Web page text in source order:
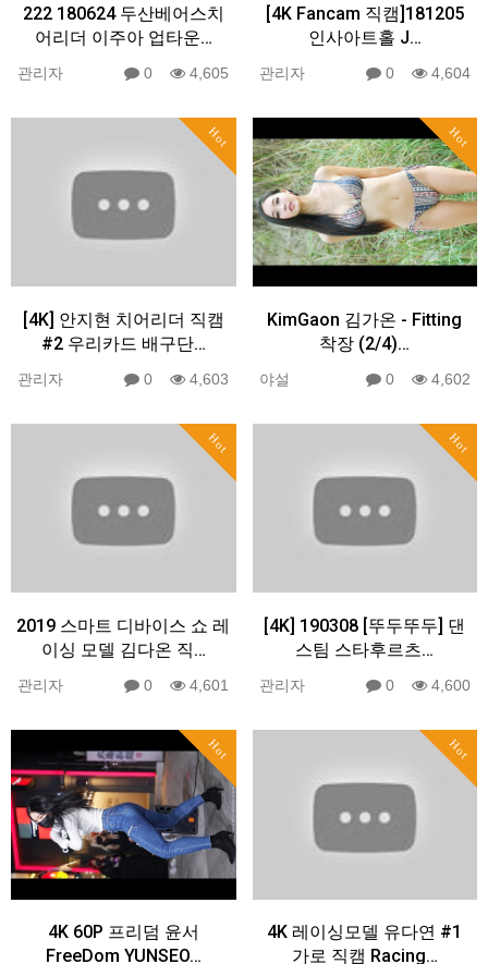
222 180624 두산베어스치
어리더 이주아 업타운…
관리자 0 4,605
[4K Fancam 직캠]181205
인사아트홀 J…
관리자 0 4,604
Hot
[4K] 안지현 치어리더 직캠
#2 우리카드 배구단…
관리자 0 4,603
Hot
KimGaon 김가온 - Fitting
착장 (2/4)…
야설 0 4,602
Hot
2019 스마트 디바이스 쇼 레
이싱 모델 김다온 직…
관리자 0 4,601
Hot
[4K] 190308 [뚜두뚜두] 댄
스팀 스타후르츠…
관리자 0 4,600
Hot
4K 60P 프리덤 윤서
FreeDom YUNSEO…
Hot
4K 레이싱모델 유다연 #1
가로 직캠 Racing…